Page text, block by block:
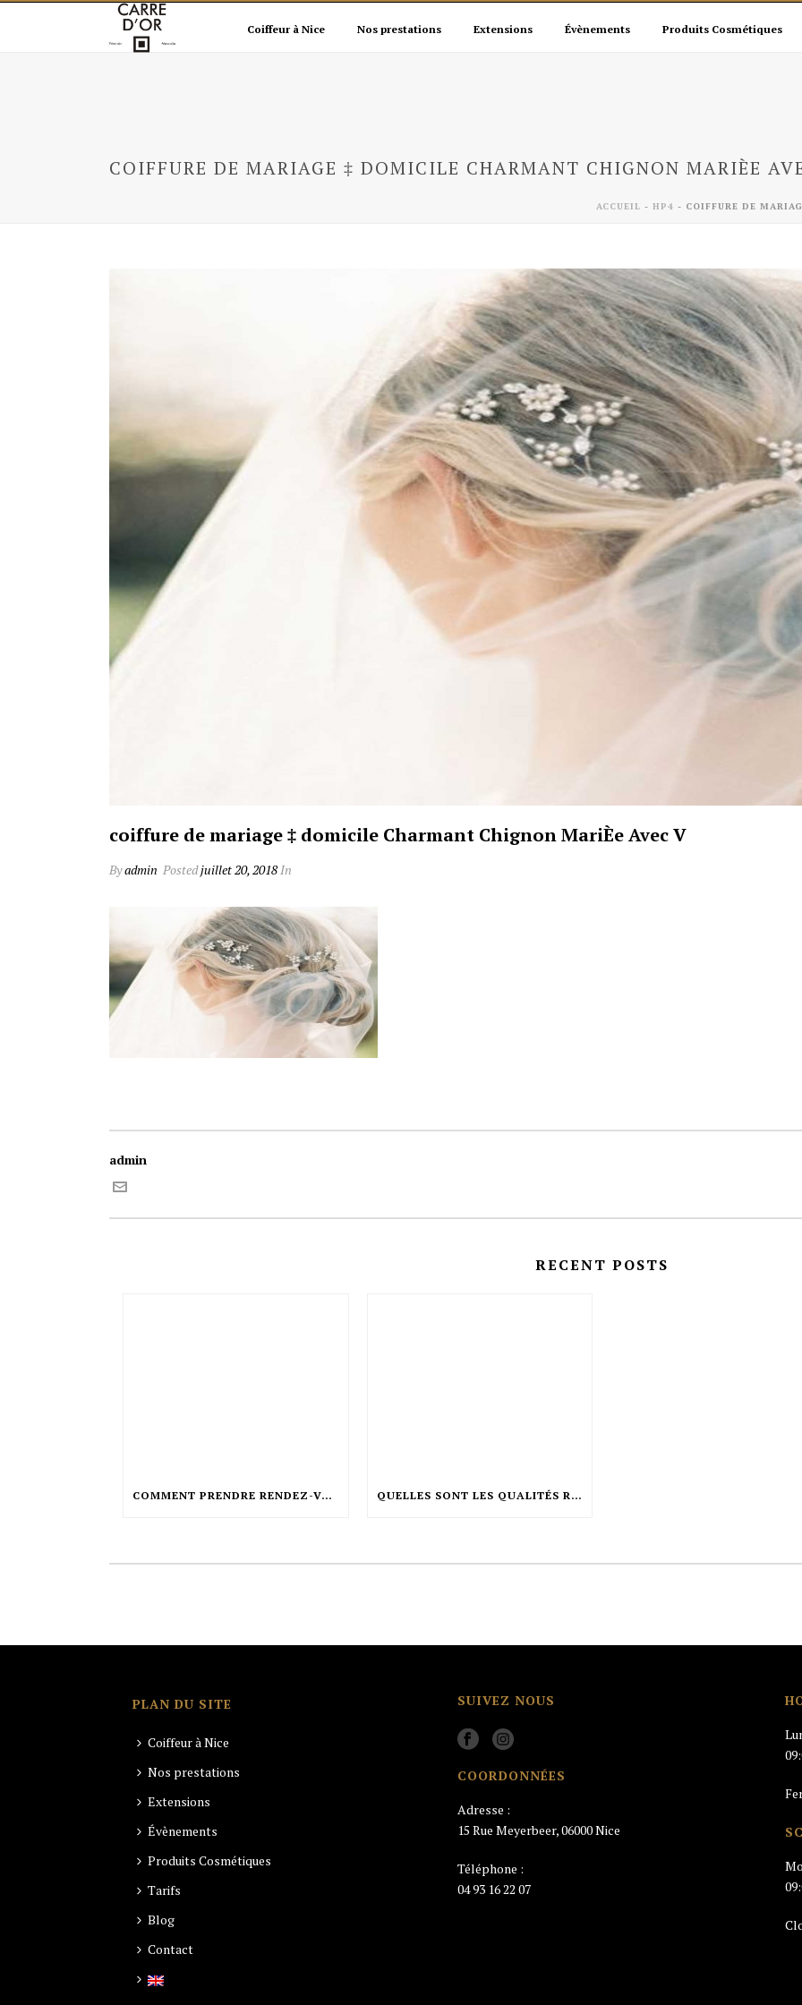
Coiffeur à Nice Nos prestations Extensions Évènements Produits Cosmétiques
COIFFURE DE MARIAGE ‡ DOMICILE CHARMANT CHIGNON MARIÈE
ACCUEIL - HP4 - COIFFURE DE
coiffure de mariage ‡ domicile Charmant Chignon MariÈe Avec V
Byadmin Postedjuillet 20, 2018In
admin
RECENT POSTS
COMMENT PRENDRE RENDEZ-VOUS CHEZ LE COIFFEUR ? QUELLES SONT LES QUALITÉS REQUISES POUR ÊTRE COIFFEUR ?
PLAN DU SITE
Coiffeur à Nice
Nos prestations
Extensions
Évènements
Produits Cosmétiques
Tarifs
Blog
Contact
SUIVEZ NOUS
COORDONNÉES
Adresse :
15 Rue Meyerbeer, 06000 Nice
Téléphone :
04 93 16 22 07